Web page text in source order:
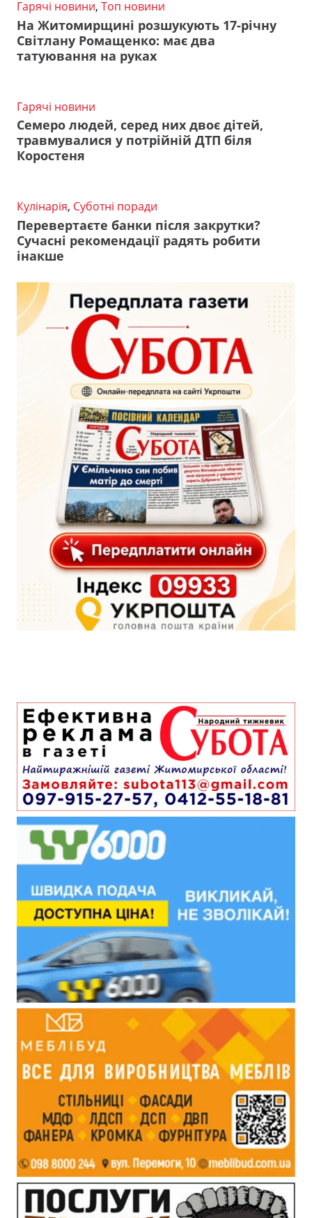
Гарячі новини, Топ новини
На Житомирщині розшукують 17-річну
Світлану Ромащенко: має два
татуювання на руках
Гарячі новини
Семеро людей, серед них двоє дітей,
травмувалися у потрійній ДТП біля
Коростеня
Кулінарія, Суботні поради
Перевертаєте банки після закрутки?
Сучасні рекомендації радять робити
інакше